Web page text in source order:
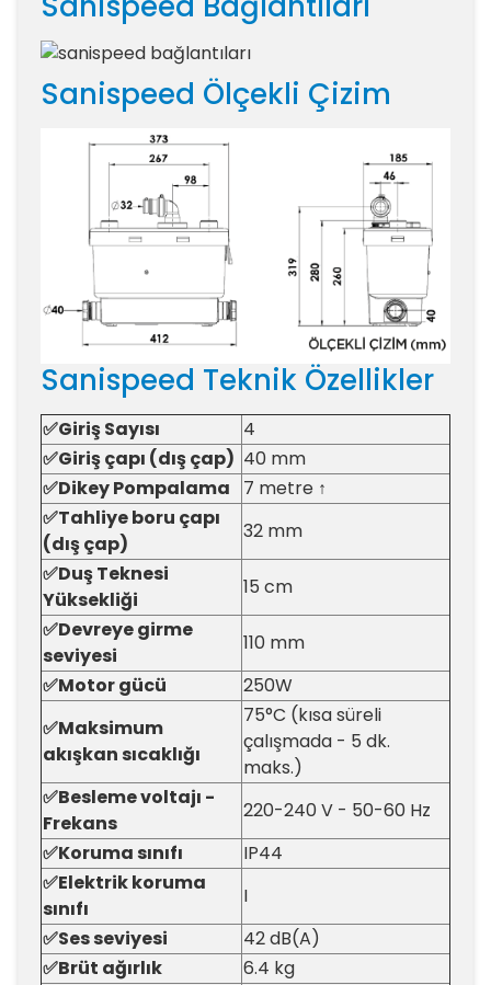
Sanispeed Ölçekli Çizim
Sanispeed Teknik Özellikler
✅Giriş Sayısı
4
✅Giriş çapı (dış çap) 40 mm
✅Dikey Pompalama
7 metre ↑
✅Tahliye boru çapı
(dış çap)
32 mm
✅Duş Teknesi
Yüksekliği
15 cm
✅Devreye girme
seviyesi
110 mm
✅Motor gücü
250W
✅Maksimum
akışkan sıcaklığı
75°C (kısa süreli
çalışmada - 5 dk.
maks.)
✅Besleme voltajı -
Frekans
220-240 V - 50-60 Hz
✅Koruma sınıfı
IP44
✅Elektrik koruma
sınıfı
I
✅Ses seviyesi
42 dB(A)
✅Brüt ağırlık
6.4 kg